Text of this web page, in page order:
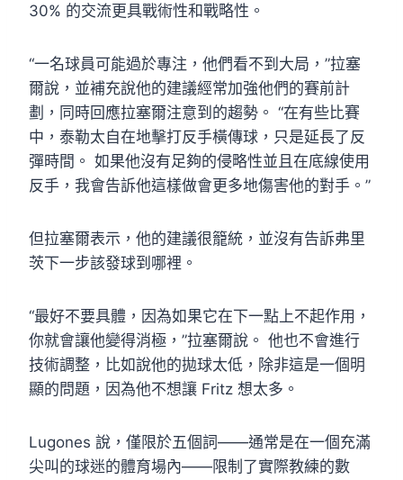
30% 的交流更具戰術性和戰略性。
“一名球員可能過於專注，他們看不到大局，”拉塞
爾說，並補充說他的建議經常加強他們的賽前計
劃，同時回應拉塞爾注意到的趨勢。 “在有些比賽
中，泰勒太自在地擊打反手橫傳球，只是延長了反
彈時間。 如果他沒有足夠的侵略性並且在底線使用
反手，我會告訴他這樣做會更多地傷害他的對手。”
但拉塞爾表示，他的建議很籠統，並沒有告訴弗里
茨下一步該發球到哪裡。
“最好不要具體，因為如果它在下一點上不起作用，
你就會讓他變得消極，”拉塞爾說。 他也不會進行
技術調整，比如說他的拋球太低，除非這是一個明
顯的問題，因為他不想讓 Fritz 想太多。
Lugones 說，僅限於五個詞——通常是在一個充滿
尖叫的球迷的體育場內——限制了實際教練的數